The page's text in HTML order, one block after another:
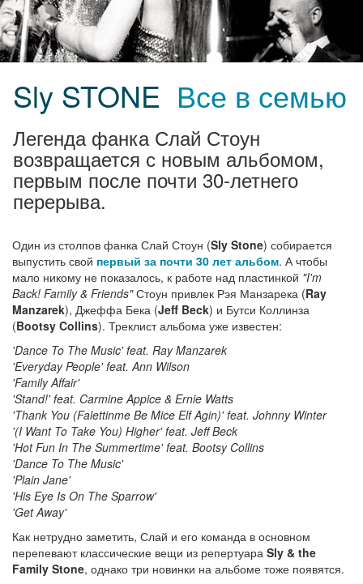
Sly STONE Все в семью
Легенда фанка Слай Стоун
возвращается с новым альбомом,
первым после почти 30-летнего
перерыва.
Один из столпов фанка Слай Стоун (Sly Stone) собирается
выпустить свой первый за почти 30 лет альбом. А чтобы
мало никому не показалось, к работе над пластинкой "I'm
Back! Family & Friends"Стоун привлек Рэя Манзарека (Ray
Manzarek), Джеффа Бека (Jeff Beck) и Бутси Коллинза
(Bootsy Collins). Треклист альбома уже известен:
'Dance To The Music' feat. Ray Manzarek
'Everyday People' feat. Ann Wilson
'Family Affair'
'Stand!' feat. Carmine Appice & Ernie Watts
'Thank You (Falettinme Be Mice Elf Agin)' feat. Johnny Winter
'(I Want To Take You) Higher' feat. Jeff Beck
'Hot Fun In The Summertime' feat. Bootsy Collins
'Dance To The Music'
'Plain Jane'
'His Eye Is On The Sparrow'
'Get Away'
Как нетрудно заметить, Слай и его команда в основном
перепевают классические вещи из репертуара Sly & the
Family Stone, однако три новинки на альбоме тоже появятся.